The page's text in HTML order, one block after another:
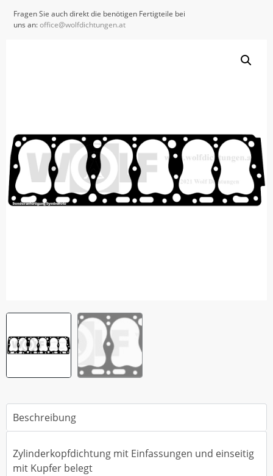
Fragen Sie auch direkt die benötigen Fertigteile bei
uns an:office@wolfdichtungen.at
Beschreibung
Zylinderkopfdichtung mit Einfassungen und einseitig
mit Kupfer belegt